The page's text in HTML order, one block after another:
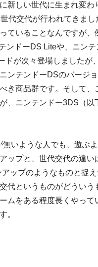
新しい世代に生まれ変わ
代交代が行われてきまし
ていることなんですが、
ンドーDS Liteや、ニンテ
ドが次々登場しましたが
ンテンドーDSのバージ
き商品群です。そして、
、ニンテンドー3DS（以
いような人でも、遊ぶ
ップと、世代交代の違
ップのようなものと捉
代というものがどうい
ムをある程度長くやっ
。